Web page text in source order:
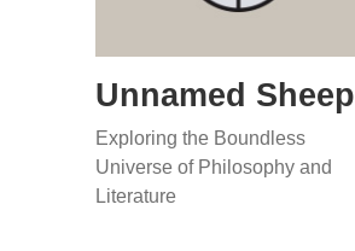
Unnamed Sheep
Exploring the Boundless
Universe of Philosophy and
Literature